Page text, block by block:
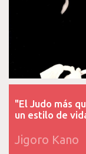
"El Judo más
un estilo de
Jigoro Kano